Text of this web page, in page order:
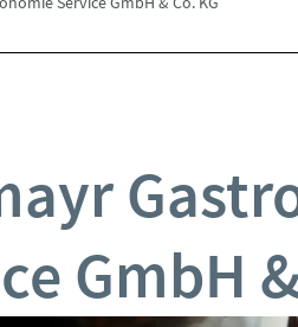
GmbH